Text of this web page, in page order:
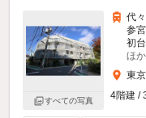
すべての写真
代
参
初
ほ
東
4階建 /